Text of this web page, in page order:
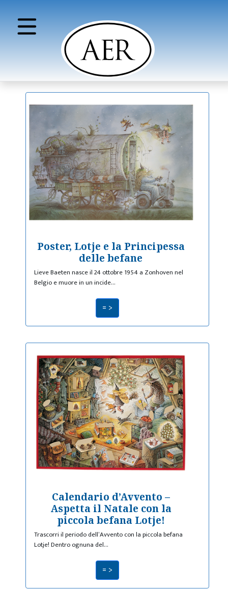
Poster, Lotje e la Principessa
delle befane
Lieve Baeten nasce il 24 ottobre 1954 a Zonhoven nel
Belgio e muore in un incide…
= >
Calendario d’Avvento –
Aspetta il Natale con la
piccola befana Lotje!
Trascorri il periodo dell’Avvento con la piccola befana
Lotje! Dentro ognuna del…
= >